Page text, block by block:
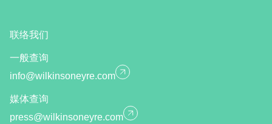
联络我们
一般查询
info@wilkinsoneyre.com
媒体查询
press@wilkinsoneyre.com